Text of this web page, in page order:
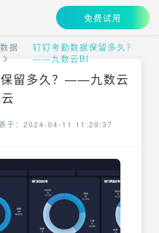
免费试用
据
钉钉考勤数据保留多久？
——九数云BI
留多久？——九数云
于：2024-04-11 11:29:37